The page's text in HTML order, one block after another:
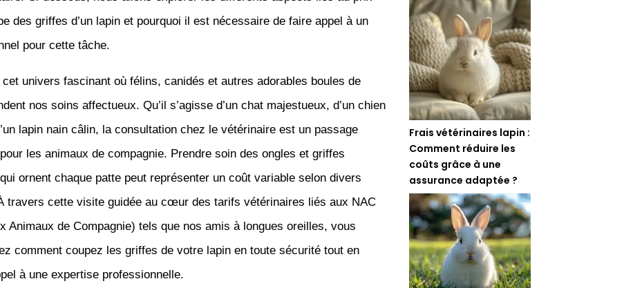
des griffes d’un lapin et pourquoi il est nécessaire de faire appel à un
pour cette tâche.
cet univers fascinant où félins, canidés et autres adorables boules de
nos soins affectueux. Qu’il s’agisse d’un chat majestueux, d’un chien
lapin nain câlin, la consultation chez le vétérinaire est un passage
les animaux de compagnie. Prendre soin des ongles et griffes
ornent chaque patte peut représenter un coût variable selon divers
travers cette visite guidée au cœur des tarifs vétérinaires liés aux NAC
Animaux de Compagnie) tels que nos amis à longues oreilles, vous
comment coupez les griffes de votre lapin en toute sécurité tout en
à une expertise professionnelle.
Frais vétérinaires lapin :
Comment réduire les
coûts grâce à une
assurance adaptée ?